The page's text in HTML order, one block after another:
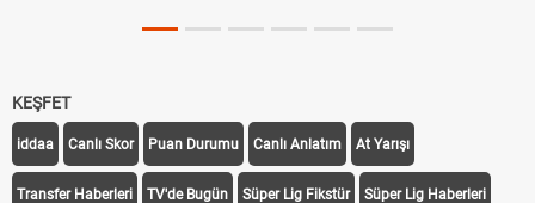
KEŞFET
iddaa Canlı Skor Puan Durumu Canlı Anlatım At Yarışı